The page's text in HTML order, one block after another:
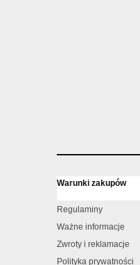
Warunki zakupów
Regulaminy
Ważne informacje
Zwroty i reklamacje
Polityka prywatności